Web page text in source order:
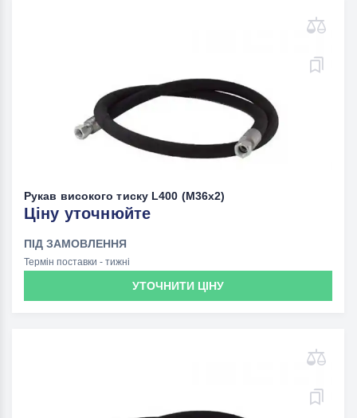
Рукав високого тиску L400 (M36х2)
Ціну уточнюйте
ПІД ЗАМОВЛЕННЯ
Термін поставки - тижні
УТОЧНИТИ ЦІНУ